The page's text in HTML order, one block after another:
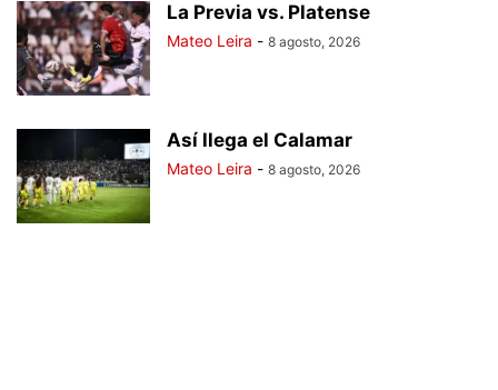
La Previa vs. Platense
Mateo Leira - 8 agosto, 2026
Así llega el Calamar
Mateo Leira - 8 agosto, 2026